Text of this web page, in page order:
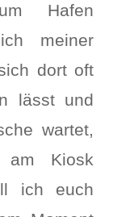
Hafen
meiner
dort oft
lässt und
wartet,
am Kiosk
ich euch